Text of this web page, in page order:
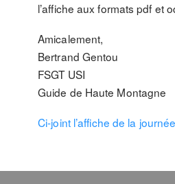
l’affiche aux formats pdf et
Amicalement,
Bertrand Gentou
FSGT USI
Guide de Haute Montagne
Ci-joint l’affiche de la journée